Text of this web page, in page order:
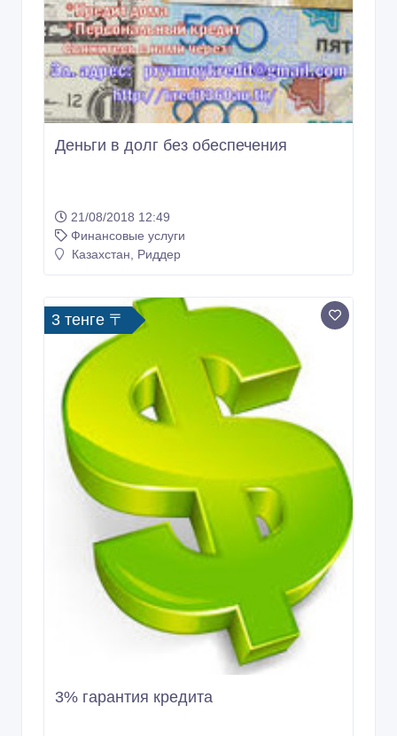
Деньги в долг без обеспечения
21/08/2018 12:49
Финансовые услуги
Казахстан, Риддер
3 тенге 〒
3% гарантия кредита